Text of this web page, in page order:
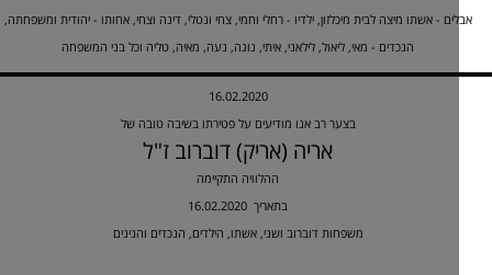
- אשתו מיצה לבית מיכלזון, ילדיו - רחלי וחמי, צחי ונטלי, דינה וצחי, אחותו - יהודית ומשפחתה,
הנכדים - מאי, ליאול, לילאני, איתי, נוגה, נעה, מאיה, טליה וכל בני המשפחה
16.02.2020
בצער רב אנו מודיעים על פטירתו בשיבה טובה של
אריה (אריק) דוברוב ז"ל
ההלוויה התקיימה
16.02.2020 בתאריך
משפחות דוברוב ושני, אשתו, הילדים, הנכדים והנינים